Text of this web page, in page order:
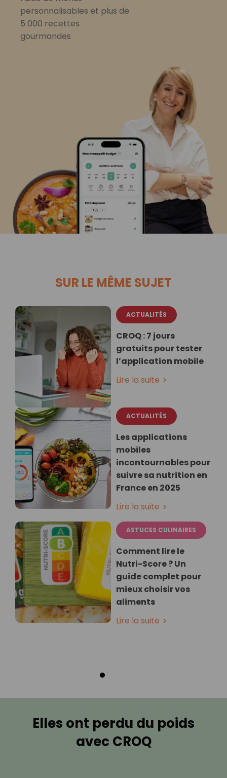
personnalisables et plus de
5 000 recettes
gourmandes
SUR LE MÊME SUJET
ACTUALITÉS
CROQ : 7 jours
gratuits pour tester
l’application mobile
Lire la suite
ACTUALITÉS
Les applications
mobiles
incontournables pour
suivre sa nutrition en
France en 2025
Lire la suite
ASTUCES CULINAIRES
Comment lire le
Nutri-Score ? Un
guide complet pour
mieux choisir vos
aliments
Lire la suite
Elles ont perdu du poids
avec CROQ